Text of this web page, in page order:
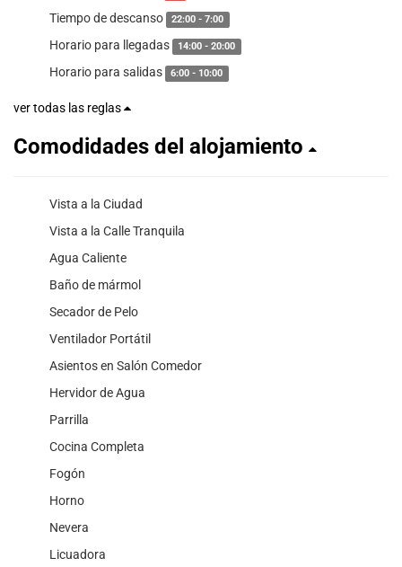
Tiempo de descanso 22:00 - 7:00
Horario para llegadas 14:00 - 20:00
Horario para salidas 6:00 - 10:00
ver todas las reglas
Comodidades del alojamiento
Vista a la Ciudad
Vista a la Calle Tranquila
Agua Caliente
Baño de mármol
Secador de Pelo
Ventilador Portátil
Asientos en Salón Comedor
Hervidor de Agua
Parrilla
Cocina Completa
Fogón
Horno
Nevera
Licuadora